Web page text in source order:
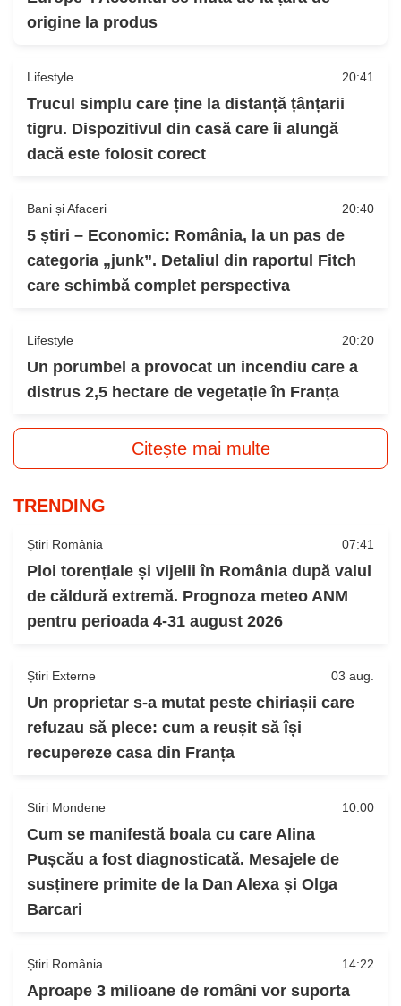
origine la produs
Lifestyle 20:41
Trucul simplu care ține la distanță țânțarii
tigru. Dispozitivul din casă care îi alungă
dacă este folosit corect
Bani și Afaceri 20:40
5 știri – Economic: România, la un pas de
categoria „junk”. Detaliul din raportul Fitch
care schimbă complet perspectiva
Lifestyle 20:20
Un porumbel a provocat un incendiu care a
distrus 2,5 hectare de vegetație în Franța
Citește mai multe
TRENDING
Știri România 07:41
Ploi torențiale și vijelii în România după valul
de căldură extremă. Prognoza meteo ANM
pentru perioada 4-31 august 2026
Știri Externe 03 aug.
Un proprietar s-a mutat peste chiriașii care
refuzau să plece: cum a reușit să își
recupereze casa din Franța
Stiri Mondene 10:00
Cum se manifestă boala cu care Alina
Pușcău a fost diagnosticată. Mesajele de
susținere primite de la Dan Alexa și Olga
Barcari
Știri România 14:22
Aproape 3 milioane de români vor suporta